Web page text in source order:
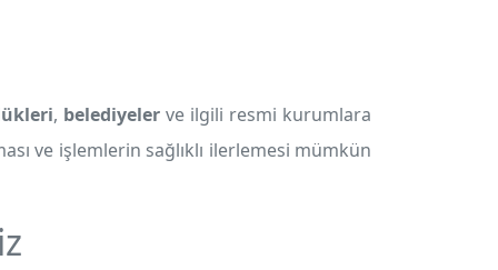
, belediyeler ve ilgili resmi kurumlara
ve işlemlerin sağlıklı ilerlemesi mümkün